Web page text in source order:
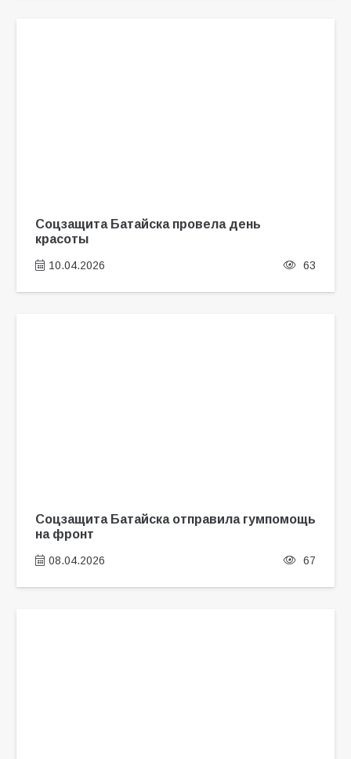
Соцзащита Батайска провела день
красоты
10.04.2026 63
Соцзащита Батайска отправила гумпомощь
на фронт
08.04.2026 67